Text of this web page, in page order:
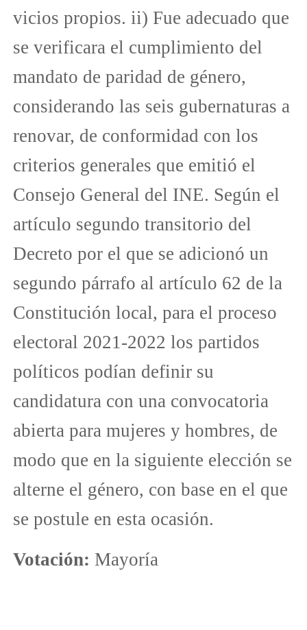
vicios propios. ii) Fue adecuado que
se verificara el cumplimiento del
mandato de paridad de género,
considerando las seis gubernaturas a
renovar, de conformidad con los
criterios generales que emitió el
Consejo General del INE. Según el
artículo segundo transitorio del
Decreto por el que se adicionó un
segundo párrafo al artículo 62 de la
Constitución local, para el proceso
electoral 2021-2022 los partidos
políticos podían definir su
candidatura con una convocatoria
abierta para mujeres y hombres, de
modo que en la siguiente elección se
alterne el género, con base en el que
se postule en esta ocasión.
Votación: Mayoría